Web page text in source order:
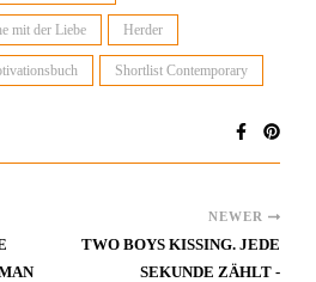
mit der Liebe Herder
Shortlist Contemporary
NEWER
TWO BOYS KISSING. JEDE
SEKUNDE ZÄHLT -